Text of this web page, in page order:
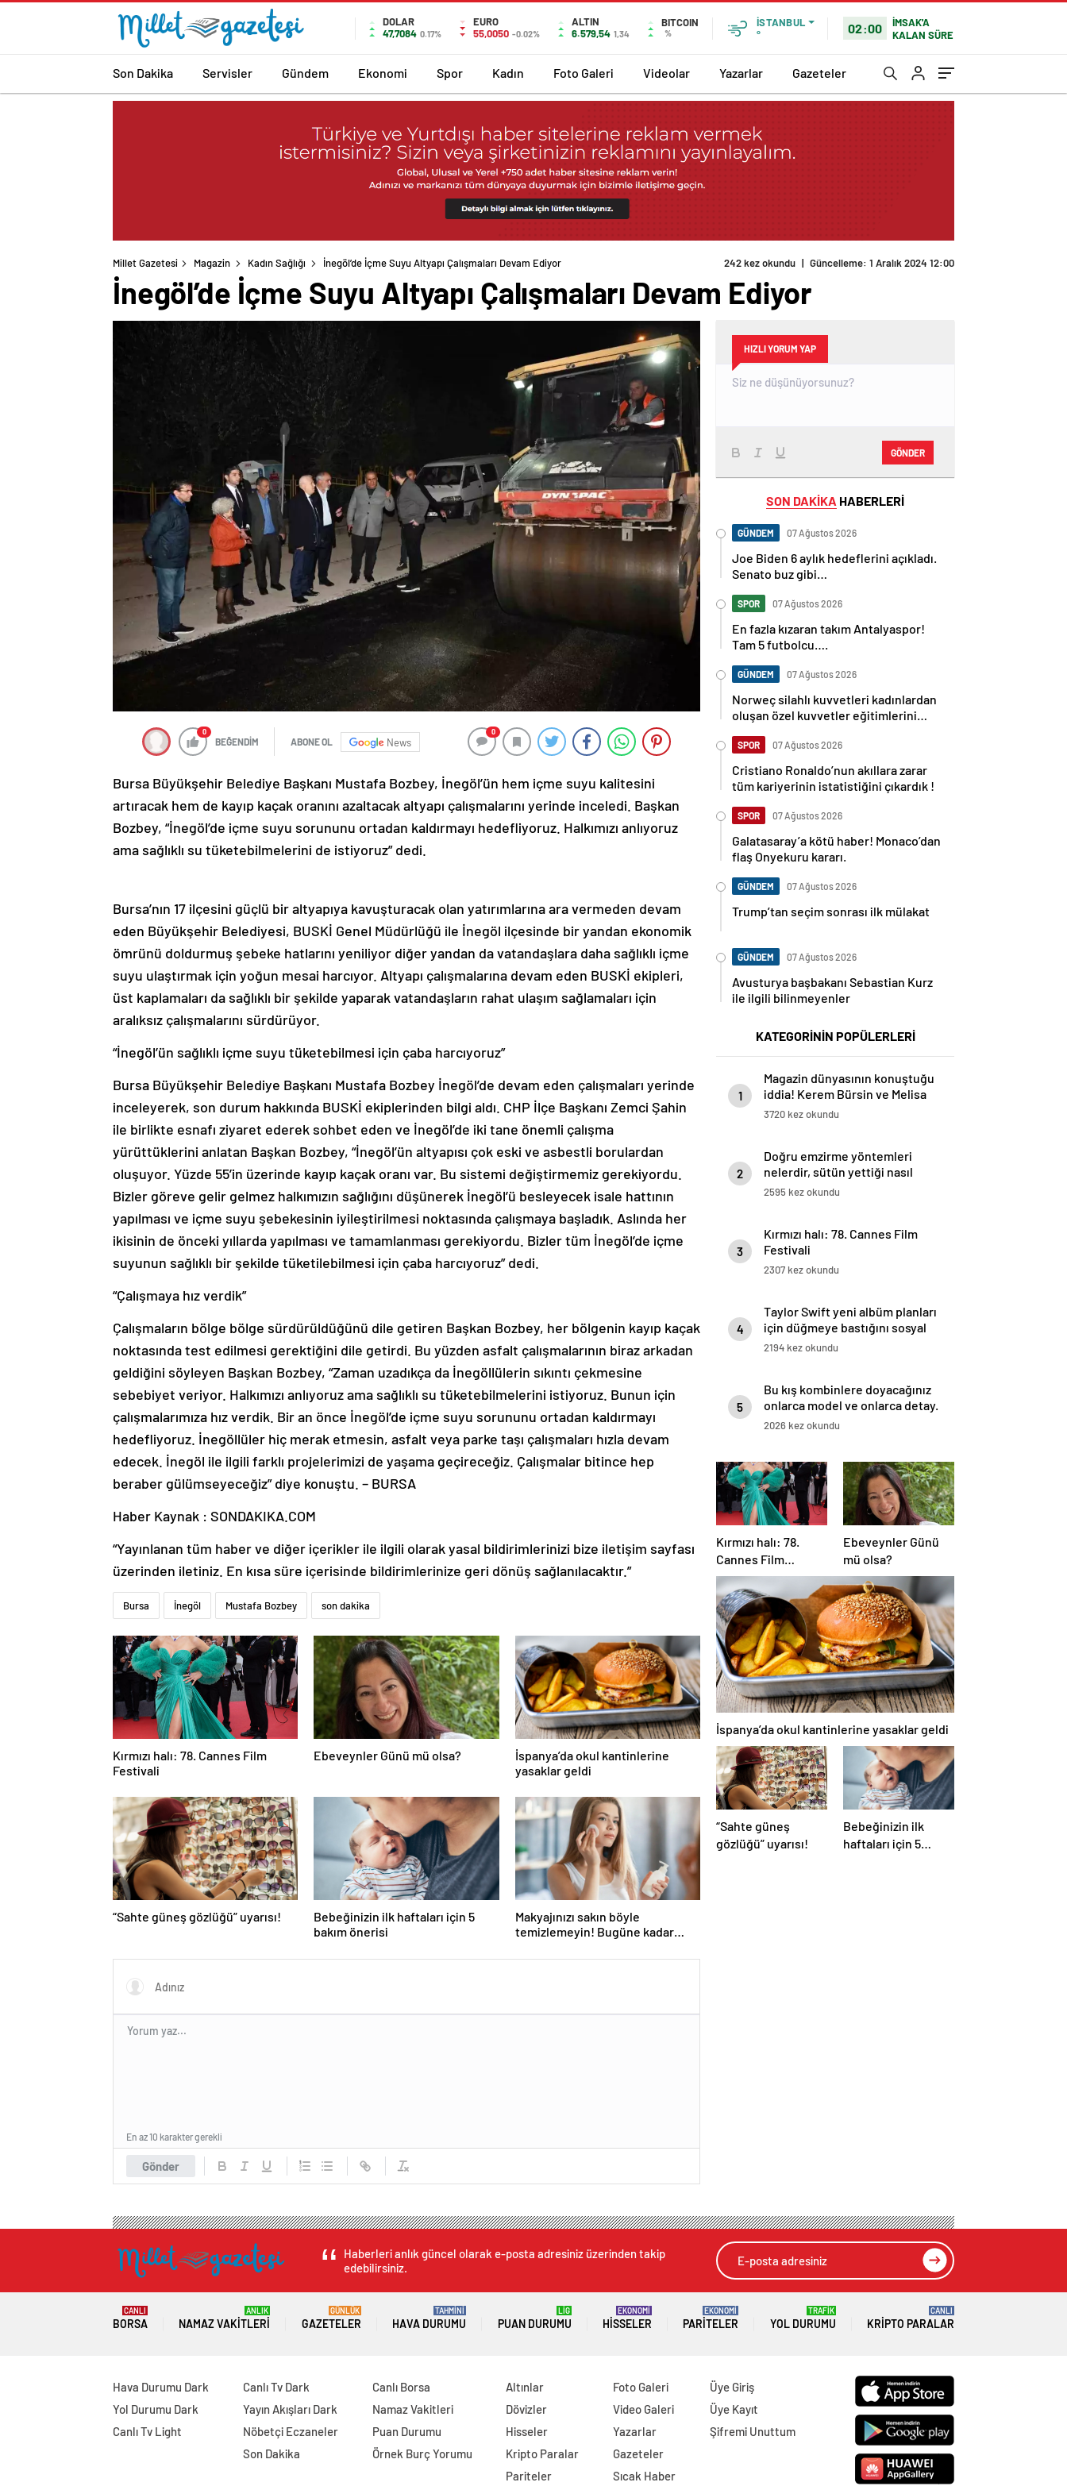
DOLAR
47,7084 0.17%
EURO
55,0050 -0.02%
ALTIN
6.579,54 1,34
BITCOIN
%
İSTANBUL
°
02:00
İMSAK'A
KALAN SÜRE
Son Dakika Servisler Gündem Ekonomi Spor Kadın Foto Galeri Videolar Yazarlar Gazeteler
Millet Gazetesi Magazin Kadın Sağlığı İnegöl’de İçme Suyu Altyapı Çalışmaları Devam Ediyor 242 kez okundu | Güncelleme: 1 Aralık 2024 12:00
İnegöl’de İçme Suyu Altyapı Çalışmaları Devam Ediyor
0
BEĞENDİM ABONE OL News
0
Bursa Büyükşehir Belediye Başkanı Mustafa Bozbey, İnegöl’ün hem içme suyu kalitesini
artıracak hem de kayıp kaçak oranını azaltacak altyapı çalışmalarını yerinde inceledi. Başkan
Bozbey, “İnegöl’de içme suyu sorununu ortadan kaldırmayı hedefliyoruz. Halkımızı anlıyoruz
ama sağlıklı su tüketebilmelerini de istiyoruz” dedi.
Bursa’nın 17 ilçesini güçlü bir altyapıya kavuşturacak olan yatırımlarına ara vermeden devam
eden Büyükşehir Belediyesi, BUSKİ Genel Müdürlüğü ile İnegöl ilçesinde bir yandan ekonomik
ömrünü doldurmuş şebeke hatlarını yeniliyor diğer yandan da vatandaşlara daha sağlıklı içme
suyu ulaştırmak için yoğun mesai harcıyor. Altyapı çalışmalarına devam eden BUSKİ ekipleri,
üst kaplamaları da sağlıklı bir şekilde yaparak vatandaşların rahat ulaşım sağlamaları için
aralıksız çalışmalarını sürdürüyor.
“İnegöl’ün sağlıklı içme suyu tüketebilmesi için çaba harcıyoruz”
Bursa Büyükşehir Belediye Başkanı Mustafa Bozbey İnegöl’de devam eden çalışmaları yerinde
inceleyerek, son durum hakkında BUSKİ ekiplerinden bilgi aldı. CHP İlçe Başkanı Zemci Şahin
ile birlikte esnafı ziyaret ederek sohbet eden ve İnegöl’de iki tane önemli çalışma
yürüttüklerini anlatan Başkan Bozbey, “İnegöl’ün altyapısı çok eski ve asbestli borulardan
oluşuyor. Yüzde 55’in üzerinde kayıp kaçak oranı var. Bu sistemi değiştirmemiz gerekiyordu.
Bizler göreve gelir gelmez halkımızın sağlığını düşünerek İnegöl’ü besleyecek isale hattının
yapılması ve içme suyu şebekesinin iyileştirilmesi noktasında çalışmaya başladık. Aslında her
ikisinin de önceki yıllarda yapılması ve tamamlanması gerekiyordu. Bizler tüm İnegöl’de içme
suyunun sağlıklı bir şekilde tüketilebilmesi için çaba harcıyoruz” dedi.
“Çalışmaya hız verdik”
Çalışmaların bölge bölge sürdürüldüğünü dile getiren Başkan Bozbey, her bölgenin kayıp kaçak
noktasında test edilmesi gerektiğini dile getirdi. Bu yüzden asfalt çalışmalarının biraz arkadan
geldiğini söyleyen Başkan Bozbey, “Zaman uzadıkça da İnegöllülerin sıkıntı çekmesine
sebebiyet veriyor. Halkımızı anlıyoruz ama sağlıklı su tüketebilmelerini istiyoruz. Bunun için
çalışmalarımıza hız verdik. Bir an önce İnegöl’de içme suyu sorununu ortadan kaldırmayı
hedefliyoruz. İnegöllüler hiç merak etmesin, asfalt veya parke taşı çalışmaları hızla devam
edecek. İnegöl ile ilgili farklı projelerimizi de yaşama geçireceğiz. Çalışmalar bitince hep
beraber gülümseyeceğiz” diye konuştu. – BURSA
Haber Kaynak : SONDAKIKA.COM
“Yayınlanan tüm haber ve diğer içerikler ile ilgili olarak yasal bildirimlerinizi bize iletişim sayfası
üzerinden iletiniz. En kısa süre içerisinde bildirimlerinize geri dönüş sağlanılacaktır.”
Bursa İnegöl Mustafa Bozbey son dakika
Kırmızı halı: 78. Cannes Film
Festivali
Ebeveynler Günü mü olsa?
İspanya’da okul kantinlerine
yasaklar geldi
“Sahte güneş gözlüğü” uyarısı!
Bebeğinizin ilk haftaları için 5
bakım önerisi
Makyajınızı sakın böyle
temizlemeyin! Bugüne kadar
yöntemi pahalıya mal oluyor
Gönder
En az 10 karakter gerekli
HIZLI YORUM YAP
GÖNDER
SON DAKİKA HABERLERİ
GÜNDEM 07 Ağustos 2026
Joe Biden 6 aylık hedeflerini açıkladı.
Senato buz gibi…
SPOR 07 Ağustos 2026
En fazla kızaran takım Antalyaspor!
Tam 5 futbolcu….
GÜNDEM 07 Ağustos 2026
Norweç silahlı kuvvetleri kadınlardan
oluşan özel kuvvetler eğitimlerini
SPOR 07 Ağustos 2026
Cristiano Ronaldo’nun akıllara zarar
tüm kariyerinin istatistiğini çıkardık !
SPOR 07 Ağustos 2026
Galatasaray’a kötü haber! Monaco’dan
flaş Onyekuru kararı.
GÜNDEM 07 Ağustos 2026
Trump’tan seçim sonrası ilk mülakat
GÜNDEM 07 Ağustos 2026
Avusturya başbakanı Sebastian Kurz
ile ilgili bilinmeyenler
KATEGORİNİN POPÜLERLERİ
1
Magazin dünyasının konuştuğu
iddia! Kerem Bürsin ve Melisa
Sabancı ayrıldı
3720 kez okundu
2
Doğru emzirme yöntemleri
nelerdir, sütün yettiği nasıl
anlaşılır?
2595 kez okundu
3
Kırmızı halı: 78. Cannes Film
Festivali
2307 kez okundu
4
Taylor Swift yeni albüm planları
için düğmeye bastığını sosyal
medyadan duyurdu!
2194 kez okundu
5
Bu kış kombinlere doyacağınız
onlarca model ve onlarca detay.
2026 kez okundu
Kırmızı halı: 78.
Cannes Film
Festivali
Ebeveynler Günü
mü olsa?
İspanya’da okul kantinlerine yasaklar geldi
“Sahte güneş
gözlüğü” uyarısı!
Bebeğinizin ilk
haftaları için 5
Haberleri anlık güncel olarak e-posta adresiniz üzerinden takip
edebilirsiniz.
BORSA
CANLI
NAMAZ VAKITLERI
ANLIK
GAZETELER
GÜNLÜK
HAVA DURUMU
TAHMİNİ
PUAN DURUMU
LİG
HISSELER
EKONOMİ
PARITELER
EKONOMİ
YOL DURUMU
TRAFİK
KRIPTO PARALAR
CANLI
Hava Durumu Dark
Yol Durumu Dark
Canlı Tv Light
Canlı Tv Dark
Yayın Akışları Dark
Nöbetçi Eczaneler
Son Dakika
Canlı Borsa
Namaz Vakitleri
Puan Durumu
Örnek Burç Yorumu
Altınlar
Dövizler
Hisseler
Kripto Paralar
Pariteler
Foto Galeri
Video Galeri
Yazarlar
Gazeteler
Sıcak Haber
Üye Giriş
Üye Kayıt
Şifremi Unuttum